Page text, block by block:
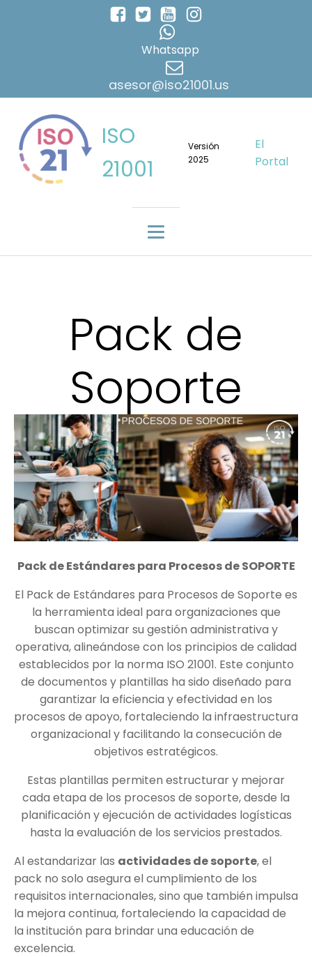
Whatsapp
asesor@iso21001.us
ISO
21001
Versión
2025
El
Portal
Pack de
Soporte
Pack de Estándares para Procesos de SOPORTE
El Pack de Estándares para Procesos de Soporte es
la herramienta ideal para organizaciones que
buscan optimizar su gestión administrativa y
operativa, alineándose con los principios de calidad
establecidos por la norma ISO 21001. Este conjunto
de documentos y plantillas ha sido diseñado para
garantizar la eficiencia y efectividad en los
procesos de apoyo, fortaleciendo la infraestructura
organizacional y facilitando la consecución de
objetivos estratégicos.
Estas plantillas permiten estructurar y mejorar
cada etapa de los procesos de soporte, desde la
planificación y ejecución de actividades logísticas
hasta la evaluación de los servicios prestados.
Al estandarizar las actividades de soporte, el
pack no solo asegura el cumplimiento de los
requisitos internacionales, sino que también impulsa
la mejora continua, fortaleciendo la capacidad de
la institución para brindar una educación de
excelencia.